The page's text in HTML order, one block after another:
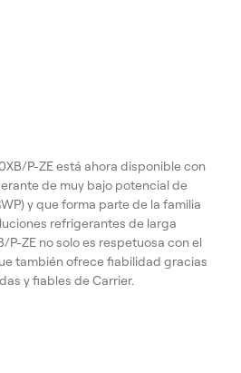
P-ZE está ahora disponible con
de muy bajo potencial de
y que forma parte de la familia
refrigerantes de larga
P-ZE no solo es respetuosa con el
también ofrece fiabilidad gracias
y fiables de Carrier.